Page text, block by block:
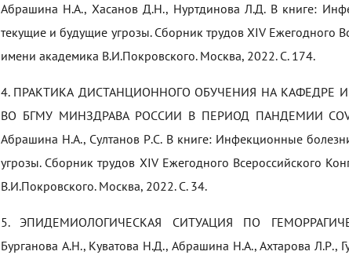
Абрашина Н.А., Хасанов Д.Н., Нуртдинова Л.Д. В книге:
текущие и будущие угрозы. Сборник трудов ХIV Ежегодного
имени академика В.И.Покровского. Москва, 2022. С. 174.
4. ПРАКТИКА ДИСТАНЦИОННОГО ОБУЧЕНИЯ НА
ВО БГМУ МИНЗДРАВА РОССИИ В ПЕРИОД ПАНДЕМИИ
Абрашина Н.А., Султанов Р.С. В книге: Инфекционные
угрозы. Сборник трудов ХIV Ежегодного Всероссийского
В.И.Покровского. Москва, 2022. С. 34.
5. ЭПИДЕМИОЛОГИЧЕСКАЯ СИТУАЦИЯ ПО
Бурганова А.Н., Куватова Н.Д., Абрашина Н.А., Ахтарова Л.Р.,